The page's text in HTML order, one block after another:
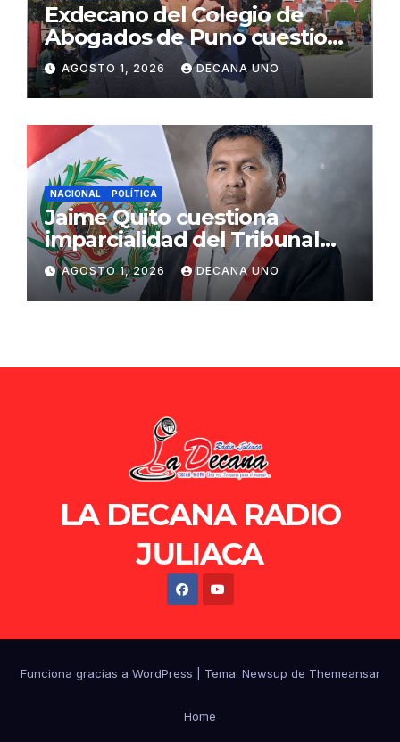
Exdecano del Colegio de
Abogados de Puno cuestiona
propuestas sobre seguridad
ciudadana
AGOSTO 1, 2026 DECANA UNO
NACIONAL POLÍTICA
Jaime Quito cuestiona
imparcialidad del Tribunal
Constitucional tras liberación
de Ollanta Humala
AGOSTO 1, 2026 DECANA UNO
LA DECANA RADIO
JULIACA
Funciona gracias a WordPress Tema: Newsup de Themeansar
Home